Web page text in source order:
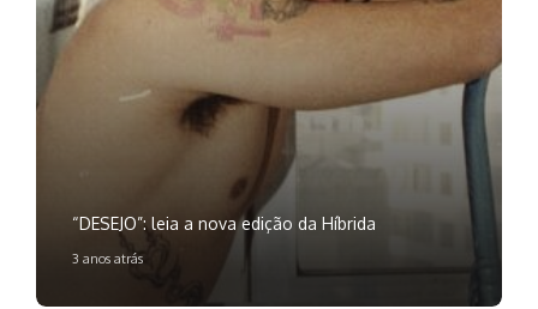
“DESEJO”: leia a nova edição da Híbrida
3 anos atrás